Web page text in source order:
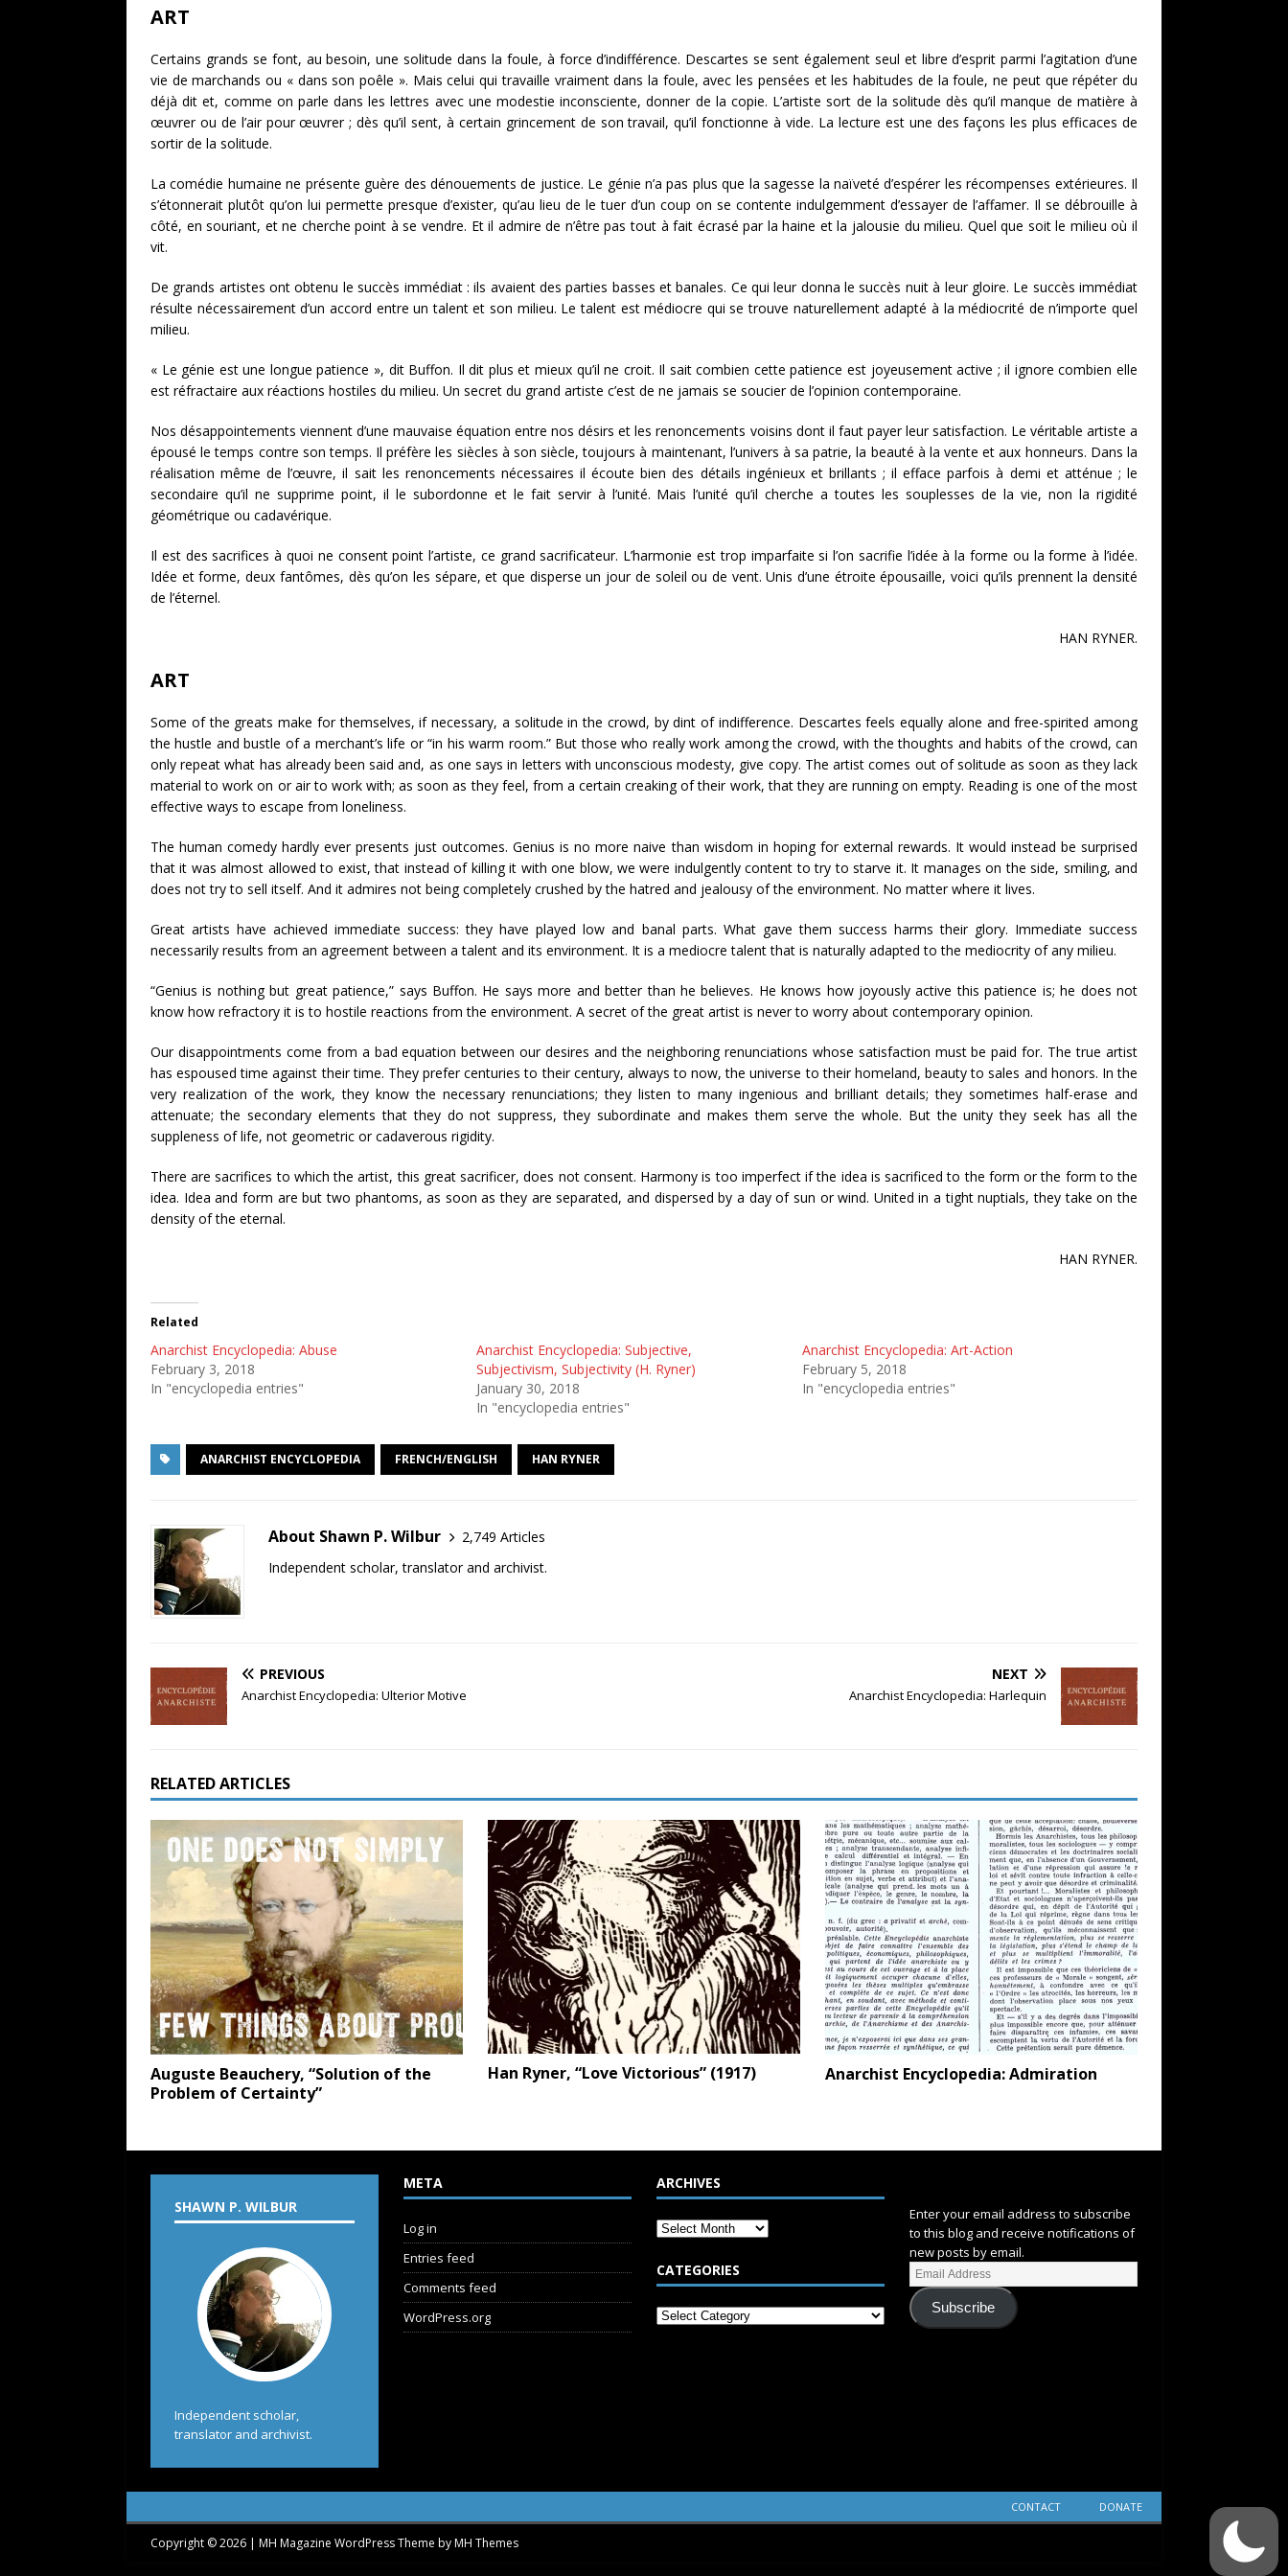
ART
Certains grands se font, au besoin, une solitude dans la foule, à force d’indifférence. Descartes se sent également seul et libre d’esprit parmi l’agitation d’une
vie de marchands ou « dans son poêle ». Mais celui qui travaille vraiment dans la foule, avec les pensées et les habitudes de la foule, ne peut que répéter du
déjà dit et, comme on parle dans les lettres avec une modestie inconsciente, donner de la copie. L’artiste sort de la solitude dès qu’il manque de matière à
œuvrer ou de l’air pour œuvrer ; dès qu’il sent, à certain grincement de son travail, qu’il fonctionne à vide. La lecture est une des façons les plus efficaces de
sortir de la solitude.
La comédie humaine ne présente guère des dénouements de justice. Le génie n’a pas plus que la sagesse la naïveté d’espérer les récompenses extérieures. Il
s’étonnerait plutôt qu’on lui permette presque d’exister, qu’au lieu de le tuer d’un coup on se contente indulgemment d’essayer de l’affamer. Il se débrouille à
côté, en souriant, et ne cherche point à se vendre. Et il admire de n’être pas tout à fait écrasé par la haine et la jalousie du milieu. Quel que soit le milieu où il
vit.
De grands artistes ont obtenu le succès immédiat : ils avaient des parties basses et banales. Ce qui leur donna le succès nuit à leur gloire. Le succès immédiat
résulte nécessairement d’un accord entre un talent et son milieu. Le talent est médiocre qui se trouve naturellement adapté à la médiocrité de n’importe quel
milieu.
« Le génie est une longue patience », dit Buffon. Il dit plus et mieux qu’il ne croit. Il sait combien cette patience est joyeusement active ; il ignore combien elle
est réfractaire aux réactions hostiles du milieu. Un secret du grand artiste c’est de ne jamais se soucier de l’opinion contemporaine.
Nos désappointements viennent d’une mauvaise équation entre nos désirs et les renoncements voisins dont il faut payer leur satisfaction. Le véritable artiste a
épousé le temps contre son temps. Il préfère les siècles à son siècle, toujours à maintenant, l’univers à sa patrie, la beauté à la vente et aux honneurs. Dans la
réalisation même de l’œuvre, il sait les renoncements nécessaires il écoute bien des détails ingénieux et brillants ; il efface parfois à demi et atténue ; le
secondaire qu’il ne supprime point, il le subordonne et le fait servir à l’unité. Mais l’unité qu’il cherche a toutes les souplesses de la vie, non la rigidité
géométrique ou cadavérique.
Il est des sacrifices à quoi ne consent point l’artiste, ce grand sacrificateur. L’harmonie est trop imparfaite si l’on sacrifie l’idée à la forme ou la forme à l’idée.
Idée et forme, deux fantômes, dès qu’on les sépare, et que disperse un jour de soleil ou de vent. Unis d’une étroite épousaille, voici qu’ils prennent la densité
de l’éternel.
HAN RYNER.
ART
Some of the greats make for themselves, if necessary, a solitude in the crowd, by dint of indifference. Descartes feels equally alone and free-spirited among
the hustle and bustle of a merchant’s life or “in his warm room.” But those who really work among the crowd, with the thoughts and habits of the crowd, can
only repeat what has already been said and, as one says in letters with unconscious modesty, give copy. The artist comes out of solitude as soon as they lack
material to work on or air to work with; as soon as they feel, from a certain creaking of their work, that they are running on empty. Reading is one of the most
effective ways to escape from loneliness.
The human comedy hardly ever presents just outcomes. Genius is no more naive than wisdom in hoping for external rewards. It would instead be surprised
that it was almost allowed to exist, that instead of killing it with one blow, we were indulgently content to try to starve it. It manages on the side, smiling, and
does not try to sell itself. And it admires not being completely crushed by the hatred and jealousy of the environment. No matter where it lives.
Great artists have achieved immediate success: they have played low and banal parts. What gave them success harms their glory. Immediate success
necessarily results from an agreement between a talent and its environment. It is a mediocre talent that is naturally adapted to the mediocrity of any milieu.
“Genius is nothing but great patience,” says Buffon. He says more and better than he believes. He knows how joyously active this patience is; he does not
know how refractory it is to hostile reactions from the environment. A secret of the great artist is never to worry about contemporary opinion.
Our disappointments come from a bad equation between our desires and the neighboring renunciations whose satisfaction must be paid for. The true artist
has espoused time against their time. They prefer centuries to their century, always to now, the universe to their homeland, beauty to sales and honors. In the
very realization of the work, they know the necessary renunciations; they listen to many ingenious and brilliant details; they sometimes half-erase and
attenuate; the secondary elements that they do not suppress, they subordinate and makes them serve the whole. But the unity they seek has all the
suppleness of life, not geometric or cadaverous rigidity.
There are sacrifices to which the artist, this great sacrificer, does not consent. Harmony is too imperfect if the idea is sacrificed to the form or the form to the
idea. Idea and form are but two phantoms, as soon as they are separated, and dispersed by a day of sun or wind. United in a tight nuptials, they take on the
density of the eternal.
HAN RYNER.
Related
Anarchist Encyclopedia: Abuse
February 3, 2018
In "encyclopedia entries"
Anarchist Encyclopedia: Subjective,
Subjectivism, Subjectivity (H. Ryner)
January 30, 2018
In "encyclopedia entries"
Anarchist Encyclopedia: Art-Action
February 5, 2018
In "encyclopedia entries"
ANARCHIST ENCYCLOPEDIA FRENCH/ENGLISH HAN RYNER
About Shawn P. Wilbur
2,749 Articles
Independent scholar, translator and archivist.
PREVIOUS
Anarchist Encyclopedia: Ulterior Motive
NEXT
Anarchist Encyclopedia: Harlequin
RELATED ARTICLES
Auguste Beauchery, “Solution of the
Problem of Certainty”
Han Ryner, “Love Victorious” (1917) Anarchist Encyclopedia: Admiration
SHAWN P. WILBUR
Independent scholar,
translator and archivist.
META
Log in
Entries feed
Comments feed
WordPress.org
ARCHIVES
CATEGORIES
Enter your email address to subscribe
to this blog and receive notifications of
new posts by email.
Subscribe
CONTACT DONATE
Copyright © 2026 | MH Magazine WordPress Theme byMH Themes